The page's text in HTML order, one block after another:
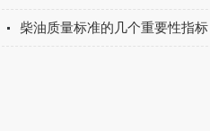
柴油质量标准的几个重要性指标